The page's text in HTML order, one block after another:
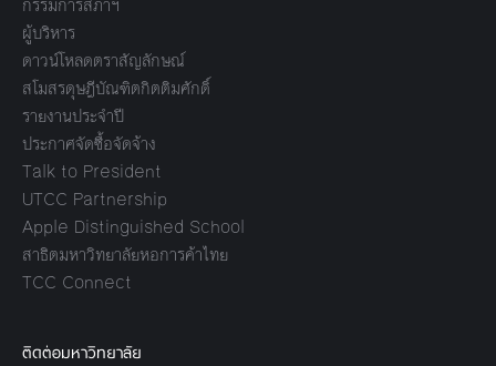
ผู้บริหาร
ดาวน์โหลดตราสัญลักษณ์
สโมสรดุษฎีบัณฑิตกิตติมศักดิ์
รายงานประจำปี
ประกาศจัดซื้อจัดจ้าง
Talk to President
UTCC Partnership
Apple Distinguished School
สาธิตมหาวิทยาลัยหอการค้าไทย
TCC Connect
ติดต่อมหาวิทยาลัย